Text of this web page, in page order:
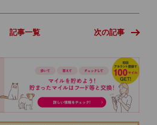
記事一覧 次の記事